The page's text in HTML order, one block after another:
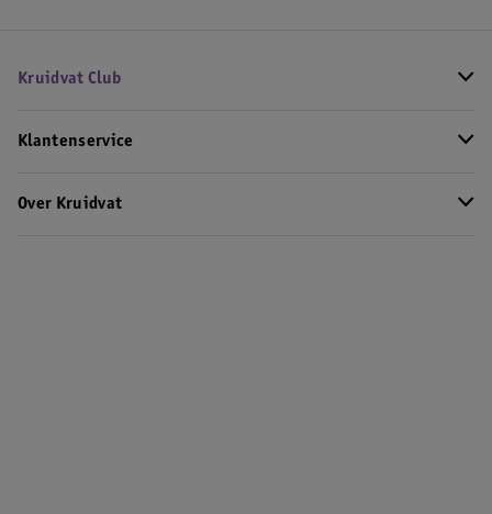
Kruidvat Club
Klantenservice
Over Kruidvat